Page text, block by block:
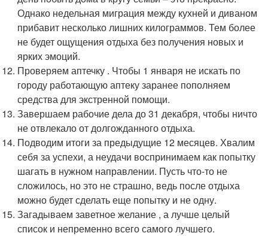
Однако недельная миграция между кухней и диваном
прибавит несколько лишних килограммов. Тем более
не будет ощущения отдыха без получения новых и
ярких эмоций.
Проверяем аптечку . Чтобы 1 января не искать по
городу работающую аптеку заранее пополняем
средства для экстренной помощи.
Завершаем рабочие дела до 31 декабря, чтобы ничто
не отвлекало от долгожданного отдыха.
Подводим итоги за предыдущие 12 месяцев. Хвалим
себя за успехи, а неудачи воспринимаем как попытку
шагать в нужном направлении. Пусть что-то не
сложилось, но это не страшно, ведь после отдыха
можно будет сделать еще попытку и не одну.
Загадываем заветное желание , а лучше целый
список и непременно всего самого лучшего.